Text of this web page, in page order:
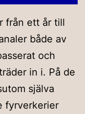
från ett år till
både av
och
in i. På de
själva
fyrverkerier